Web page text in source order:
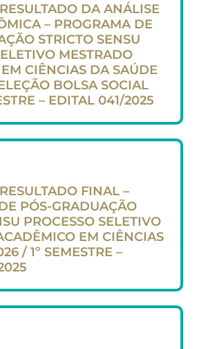
DA ANÁLISE
– PROGRAMA DE
STRICTO SENSU
MESTRADO
CIÊNCIAS DA SAÚDE
BOLSA SOCIAL
– EDITAL 041/2025
FINAL –
PÓS-GRADUAÇÃO
PROCESSO SELETIVO
EM CIÊNCIAS
/ 1º SEMESTRE –